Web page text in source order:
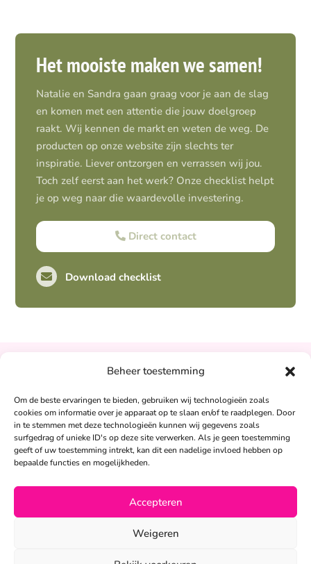
Beheer toestemming
Om de beste ervaringen te bieden, gebruiken wij technologieën zoals
cookies om informatie over je apparaat op te slaan en/of te raadplegen. Door
in te stemmen met deze technologieën kunnen wij gegevens zoals
surfgedrag of unieke ID's op deze site verwerken. Als je geen toestemming
geeft of uw toestemming intrekt, kan dit een nadelige invloed hebben op
bepaalde functies en mogelijkheden.
Accepteren
Weigeren
Het mooiste maken we samen!
Natalie en Sandra gaan graag voor je aan de slag
en komen met een attentie die jouw doelgroep
raakt. Wij kennen de markt en weten de weg. De
producten op onze website zijn slechts ter
inspiratie. Liever ontzorgen en verrassen wij jou.
Toch zelf eerst aan het werk? Onze checklist helpt
je op weg naar die waardevolle investering.
Direct contact
Download checklist
Ontzorgt
Persoonlijk
Natalie Bakker:
06 – 26 050 225
info@alertpromotie.nl
Sandra Peters:
06 – 26 050 230